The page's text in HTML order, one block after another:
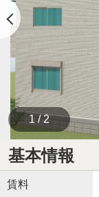
1 / 2
基本情報
賃料